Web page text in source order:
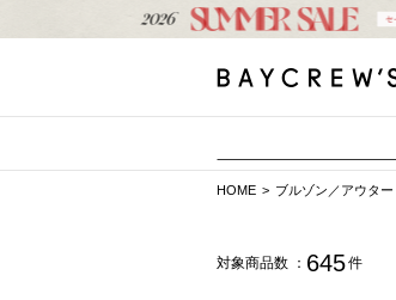
HOME ブルゾン／アウター
対象商品数 ： 645件